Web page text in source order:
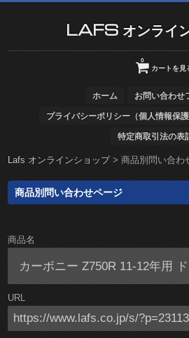
LAFS オンライ
カートを見
0
ホーム お問い合わせ
プライバシーポリシー（個人情報保護
特定商取引法の表
Lafs オンラインショップ>商品別問い合わ
商品別問い合わせページ
商品名
URL